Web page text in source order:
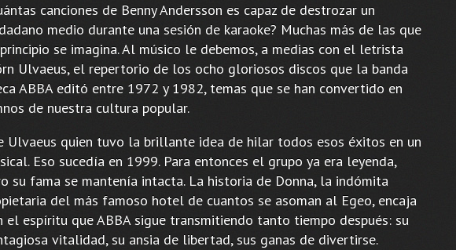
canciones de Benny Andersson es capaz de destrozar un
medio durante una sesión de karaoke? Muchas más de las que
se imagina. Al músico le debemos, a medias con el letrista
Ulvaeus, el repertorio de los ocho gloriosos discos que la banda
ABBA editó entre 1972 y 1982, temas que se han convertido en
de nuestra cultura popular.
Ulvaeus quien tuvo la brillante idea de hilar todos esos éxitos en un
Eso sucedía en 1999. Para entonces el grupo ya era leyenda,
su fama se mantenía intacta. La historia de Donna, la indómita
del más famoso hotel de cuantos se asoman al Egeo, encaja
el espíritu que ABBA sigue transmitiendo tanto tiempo después: su
vitalidad, su ansia de libertad, sus ganas de divertirse.